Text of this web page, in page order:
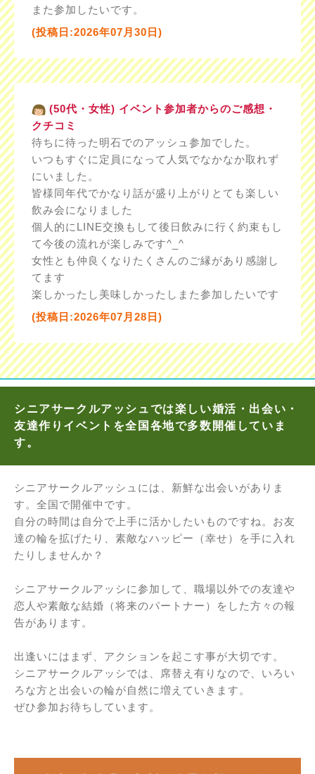
また参加したいです。
(投稿日:2026年07月30日)
(50代・女性) イベント参加者からのご感想・
クチコミ
待ちに待った明石でのアッシュ参加でした。
いつもすぐに定員になって人気でなかなか取れず
にいました。
皆様同年代でかなり話が盛り上がりとても楽しい
飲み会になりました
個人的にLINE交換もして後日飲みに行く約束もし
て今後の流れが楽しみです^_^
女性とも仲良くなりたくさんのご縁があり感謝し
てます
楽しかったし美味しかったしまた参加したいです
(投稿日:2026年07月28日)
シニアサークルアッシュでは楽しい婚活・出会い・
友達作りイベントを全国各地で多数開催していま
す。
シニアサークルアッシュには、新鮮な出会いがありま
す。全国で開催中です。
自分の時間は自分で上手に活かしたいものですね。お友
達の輪を拡げたり、素敵なハッピー（幸せ）を手に入れ
たりしませんか？
シニアサークルアッシに参加して、職場以外での友達や
恋人や素敵な結婚（将来のパートナー）をした方々の報
告があります。
出逢いにはまず、アクションを起こす事が大切です。
シニアサークルアッシでは、席替え有りなので、いろい
ろな方と出会いの輪が自然に増えていきます。
ぜひ参加お待ちしています。